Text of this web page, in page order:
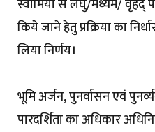
स्वामियों से लघु/मध्यम/ वृहद्
किये जाने हेतु प्रक्रिया का
लिया निर्णय।
भूमि अर्जन, पुनर्वासन एवं
पारदर्शिता का अधिकार